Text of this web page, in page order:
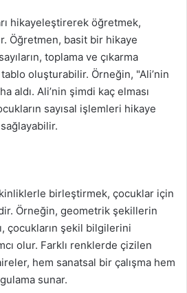
hikayeleştirerek öğretmek,
Öğretmen, basit bir hikaye
toplama ve çıkarma
oluşturabilir. Örneğin, "Ali’nin
aldı. Ali’nin şimdi kaç elması
sayısal işlemleri hikaye
birleştirmek, çocuklar için
Örneğin, geometrik şekillerin
çocukların şekil bilgilerini
olur. Farklı renklerde çizilen
hem sanatsal bir çalışma hem
sunar.